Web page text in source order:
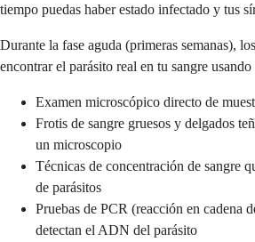
tiempo puedas haber estado infectado y tus
Durante la fase aguda (primeras semanas),
encontrar el parásito real en tu sangre usando
Examen microscópico directo de
Frotis de sangre gruesos y delgados
un microscopio
Técnicas de concentración de sangre
de parásitos
Pruebas de PCR (reacción en cadena
detectan el ADN del parásito